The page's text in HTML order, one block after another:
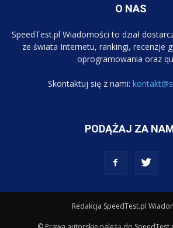
O NAS
SpeedTest.pl Wiadomości to dział
ze świata Internetu, rankingi, recenzje
oprogramowania oraz
Skontaktuj się z nami:
PODĄŻAJ ZA
Redakcja SpeedTest.pl